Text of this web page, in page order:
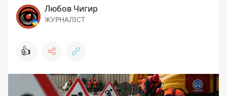
Любов Чигир
ЖУРНАЛІСТ
👍